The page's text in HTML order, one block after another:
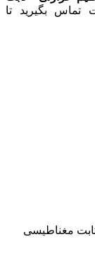
بگیرید تا
مغناطیسی